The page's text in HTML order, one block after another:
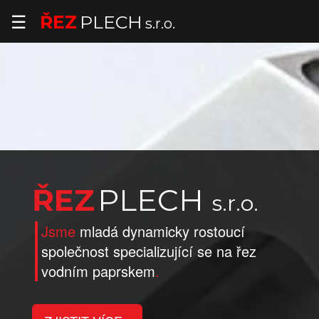
☰ ŘEZ PLECH s.r.o.
nás
Výrobní
možnosti
Strojní
vybavení
ŘEZPLECH s.r.o.
Jsme mladá dynamicky rostoucí
společnost specializující se na řez
vodním paprskem.